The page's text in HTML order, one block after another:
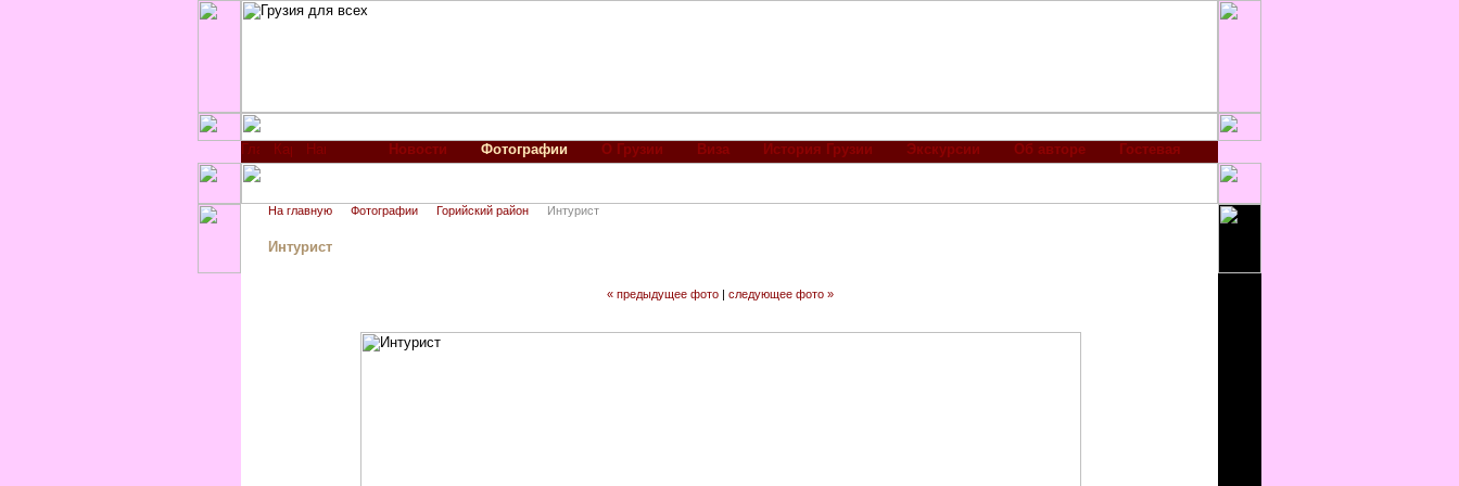
Новости Фотографии О Грузии Виза История Грузии Экскурсии Об авторе Гостевая
На главную Фотографии Горийский район Интурист
Интурист
« предыдущее фото | следующее фото »